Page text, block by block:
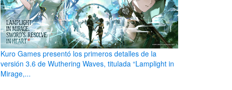
Kuro Games presentó los primeros detalles de la
versión 3.6 de Wuthering Waves, titulada “Lamplight in
Mirage,...